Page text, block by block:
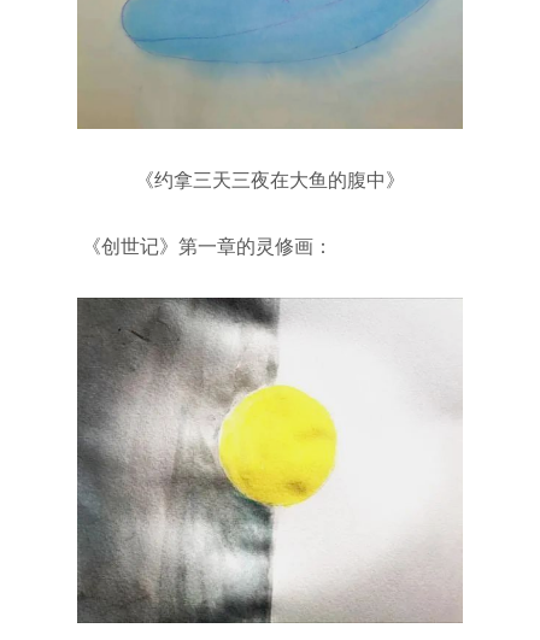
《约拿三天三夜在大鱼的腹中》
《创世记》第一章的灵修画：